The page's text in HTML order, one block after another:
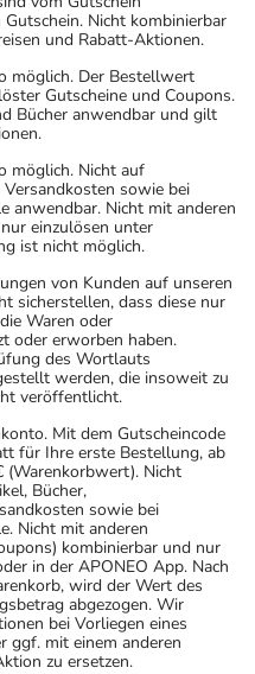
Nicht kombinierbar
und Rabatt-Aktionen.
möglich. Der Bestellwert
Gutscheine und Coupons.
Bücher anwendbar und gilt
möglich. Nicht auf
sowie bei
anwendbar. Nicht mit anderen
einzulösen unter
ist nicht möglich.
von Kunden auf unseren
sicherstellen, dass diese nur
Waren oder
oder erworben haben.
des Wortlauts
werden, die insoweit zu
veröffentlicht.
Mit dem Gutscheincode
für Ihre erste Bestellung, ab
Nicht
Bücher,
sowie bei
Nicht mit anderen
kombinierbar und nur
in der APONEO App. Nach
wird der Wert des
abgezogen. Wir
bei Vorliegen eines
ggf. mit einem anderen
zu ersetzen.